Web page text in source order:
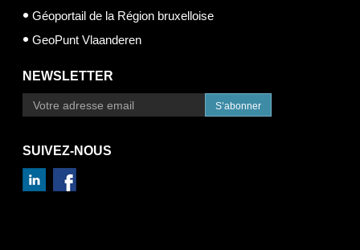
Géoportail de la Région bruxelloise
GeoPunt Vlaanderen
NEWSLETTER
S’abonner
SUIVEZ-NOUS